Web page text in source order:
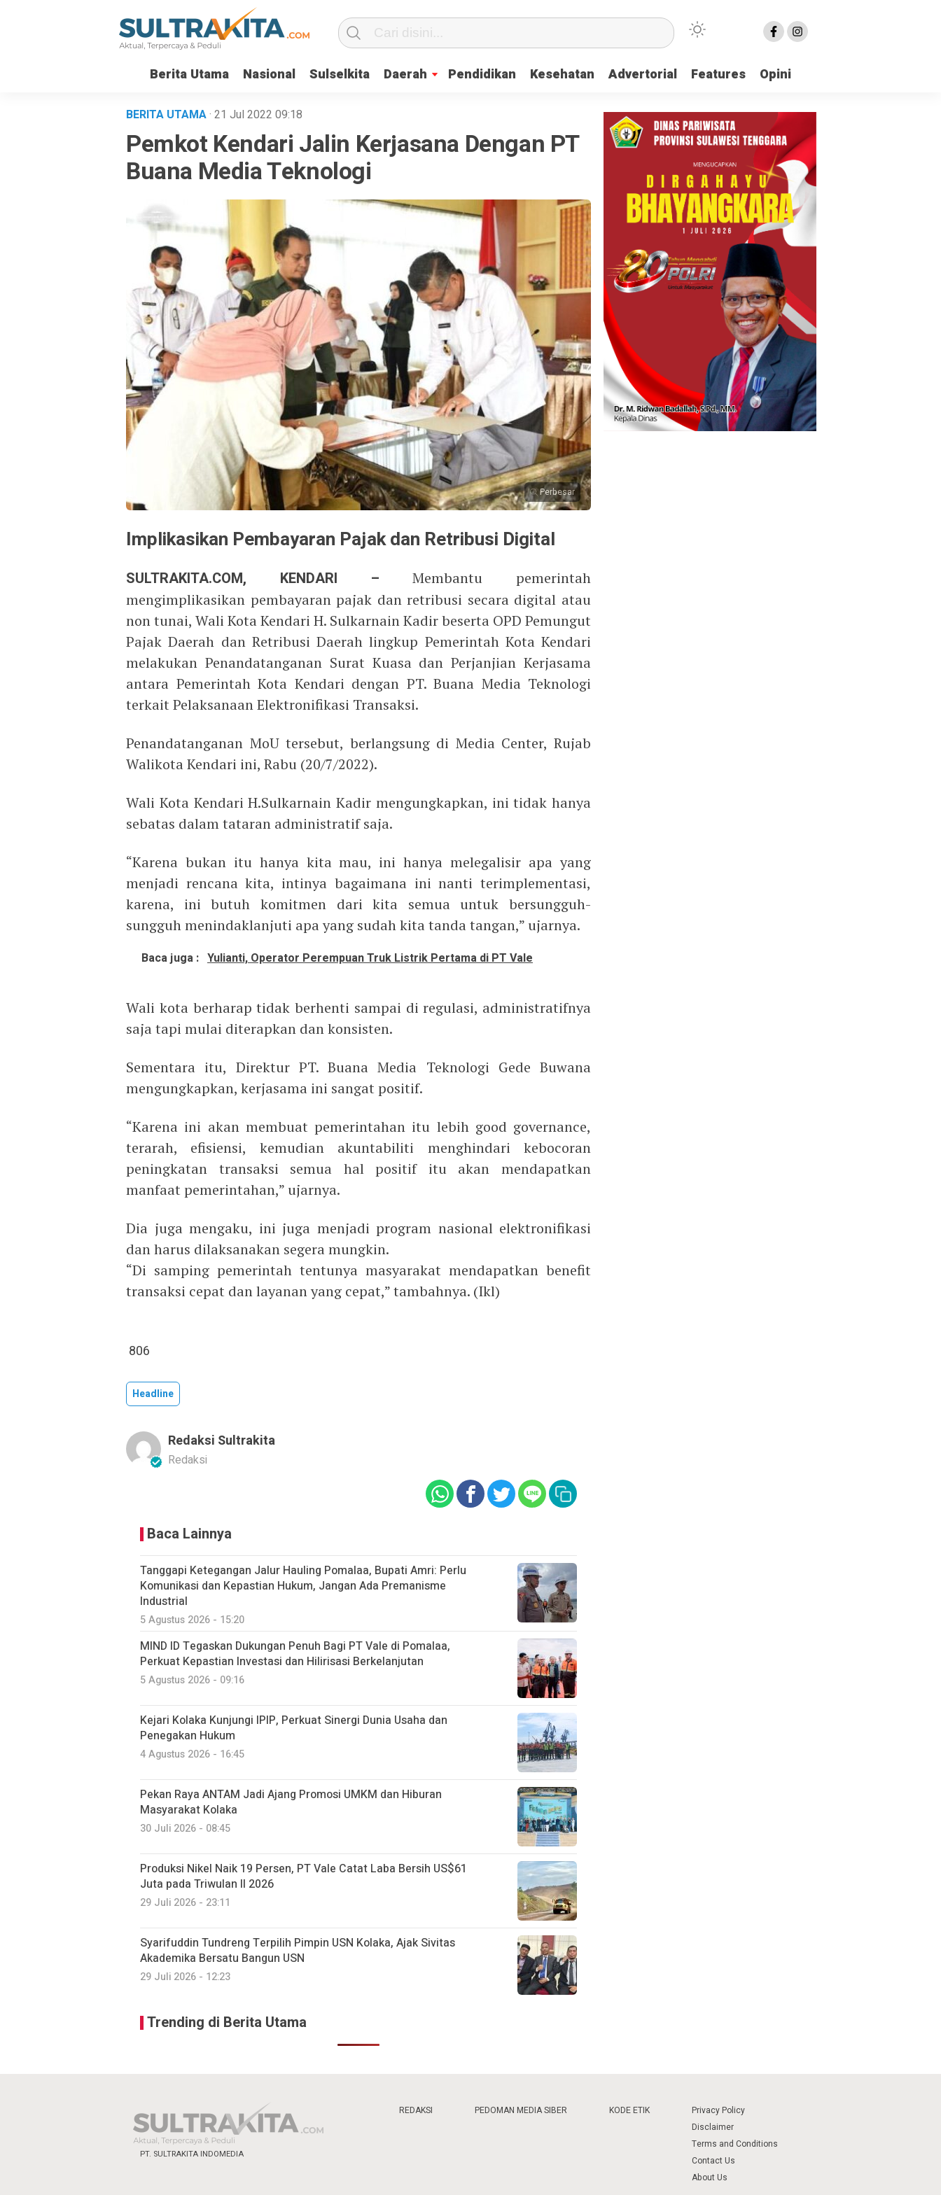
Berita Utama Nasional Sulselkita Daerah Pendidikan Kesehatan Advertorial Features Opini
BERITA UTAMA· 21 Jul 2022 09:18
Pemkot Kendari Jalin Kerjasana Dengan PT
Buana Media Teknologi
Perbesar
Implikasikan Pembayaran Pajak dan Retribusi Digital
SULTRAKITA.COM, KENDARI –Membantu pemerintah
mengimplikasikan pembayaran pajak dan retribusi secara digital atau
non tunai, Wali Kota Kendari H. Sulkarnain Kadir beserta OPD Pemungut
Pajak Daerah dan Retribusi Daerah lingkup Pemerintah Kota Kendari
melakukan Penandatanganan Surat Kuasa dan Perjanjian Kerjasama
antara Pemerintah Kota Kendari dengan PT. Buana Media Teknologi
terkait Pelaksanaan Elektronifikasi Transaksi.
Penandatanganan MoU tersebut, berlangsung di Media Center, Rujab
Walikota Kendari ini, Rabu (20/7/2022).
Wali Kota Kendari H.Sulkarnain Kadir mengungkapkan, ini tidak hanya
sebatas dalam tataran administratif saja.
“Karena bukan itu hanya kita mau, ini hanya melegalisir apa yang
menjadi rencana kita, intinya bagaimana ini nanti terimplementasi,
karena, ini butuh komitmen dari kita semua untuk bersungguh-
sungguh menindaklanjuti apa yang sudah kita tanda tangan,” ujarnya.
Baca juga : Yulianti, Operator Perempuan Truk Listrik Pertama di PT Vale
Wali kota berharap tidak berhenti sampai di regulasi, administratifnya
saja tapi mulai diterapkan dan konsisten.
Sementara itu, Direktur PT. Buana Media Teknologi Gede Buwana
mengungkapkan, kerjasama ini sangat positif.
“Karena ini akan membuat pemerintahan itu lebih good governance,
terarah, efisiensi, kemudian akuntabiliti menghindari kebocoran
peningkatan transaksi semua hal positif itu akan mendapatkan
manfaat pemerintahan,” ujarnya.
Dia juga mengaku, ini juga menjadi program nasional elektronifikasi
dan harus dilaksanakan segera mungkin.
“Di samping pemerintah tentunya masyarakat mendapatkan benefit
transaksi cepat dan layanan yang cepat,” tambahnya. (Ikl)
806
Headline
Redaksi Sultrakita
Redaksi
Baca Lainnya
Tanggapi Ketegangan Jalur Hauling Pomalaa, Bupati Amri: Perlu
Komunikasi dan Kepastian Hukum, Jangan Ada Premanisme
Industrial
5 Agustus 2026 - 15:20
MIND ID Tegaskan Dukungan Penuh Bagi PT Vale di Pomalaa,
Perkuat Kepastian Investasi dan Hilirisasi Berkelanjutan
5 Agustus 2026 - 09:16
Kejari Kolaka Kunjungi IPIP, Perkuat Sinergi Dunia Usaha dan
Penegakan Hukum
4 Agustus 2026 - 16:45
Pekan Raya ANTAM Jadi Ajang Promosi UMKM dan Hiburan
Masyarakat Kolaka
30 Juli 2026 - 08:45
Produksi Nikel Naik 19 Persen, PT Vale Catat Laba Bersih US$61
Juta pada Triwulan II 2026
29 Juli 2026 - 23:11
Syarifuddin Tundreng Terpilih Pimpin USN Kolaka, Ajak Sivitas
Akademika Bersatu Bangun USN
29 Juli 2026 - 12:23
Trending di Berita Utama
PT. SULTRAKITA INDOMEDIA
REDAKSI PEDOMAN MEDIA SIBER KODE ETIK
Privacy Policy
Disclaimer
Terms and Conditions
Contact Us
About Us